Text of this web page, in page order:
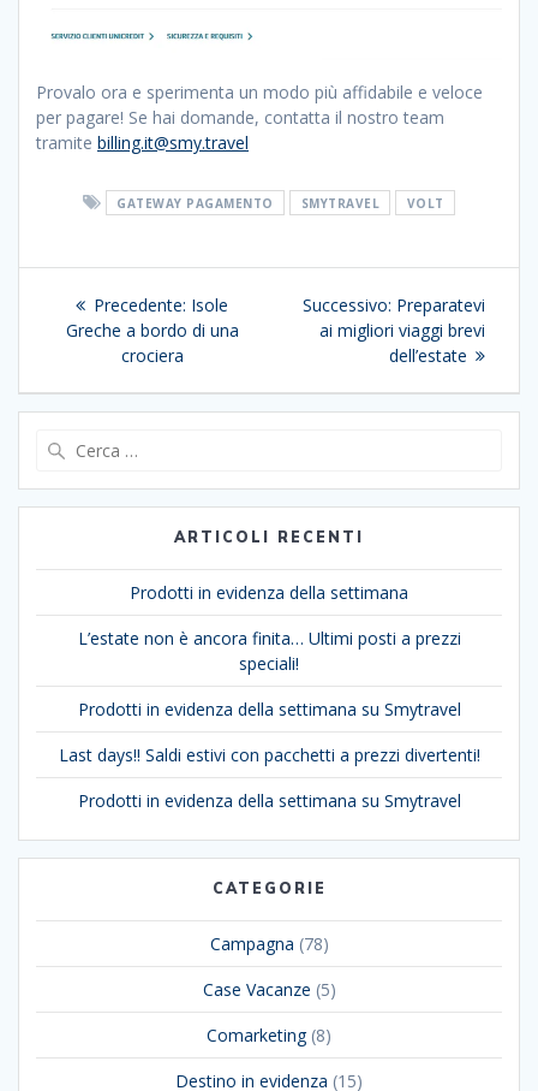
Provalo ora e sperimenta un modo più affidabile e veloce
per pagare! Se hai domande, contatta il nostro team
tramite billing.it@smy.travel
GATEWAY PAGAMENTO SMYTRAVEL VOLT
Navigazione
articoli
Precedente: Articolo
precedente:
Isole
Greche a bordo di una
crociera
Successivo: Articolo
successivo:
Preparatevi
ai migliori viaggi brevi
dell’estate
ARTICOLI RECENTI
Prodotti in evidenza della settimana
L’estate non è ancora finita… Ultimi posti a prezzi
speciali!
Prodotti in evidenza della settimana su Smytravel
Last days!! Saldi estivi con pacchetti a prezzi divertenti!
Prodotti in evidenza della settimana su Smytravel
CATEGORIE
Campagna (78)
Case Vacanze (5)
Comarketing(8)
Destino in evidenza (15)